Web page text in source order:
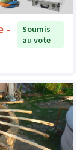
-
Soumis
au vote